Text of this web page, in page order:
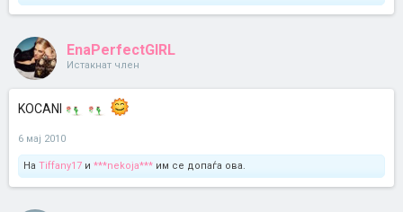
EnaPerfectGIRL
Истакнат член
KOCANI
6 мај 2010
На Tiffany17 и ***nekoja*** им се допаѓа ова.